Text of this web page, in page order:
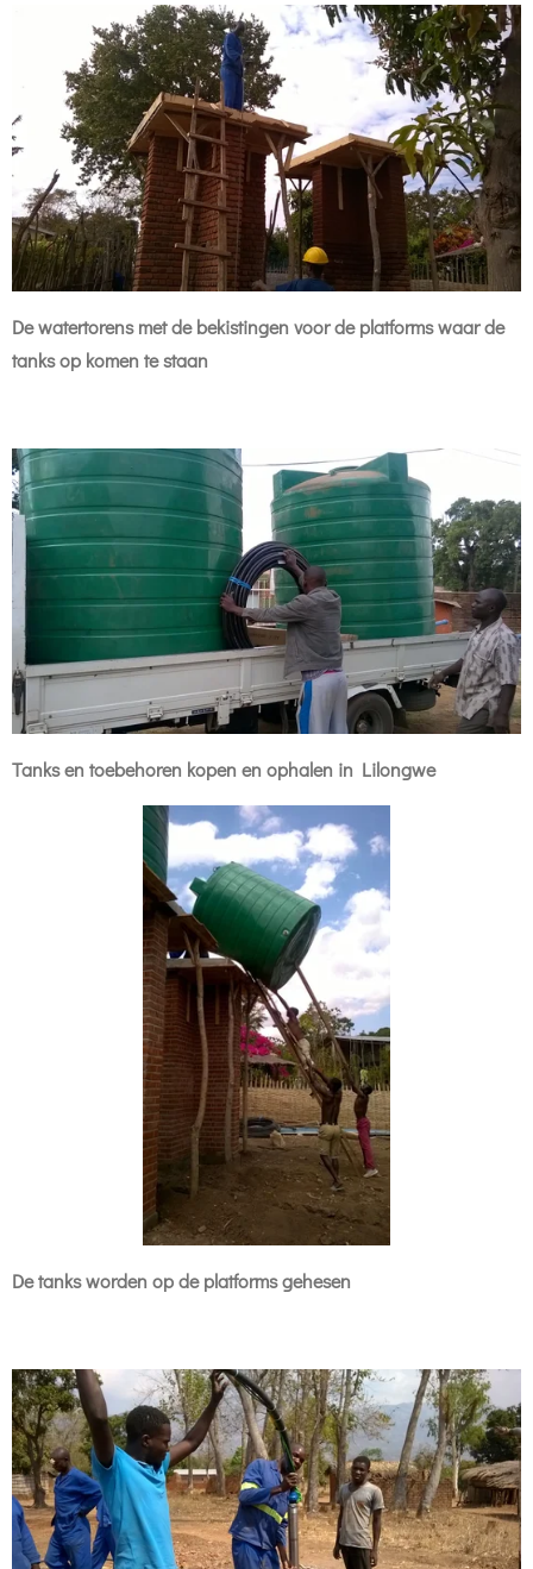
De watertorens met de bekistingen voor de platforms waar de
tanks op komen te staan
Tanks en toebehoren kopen en ophalen in Lilongwe
De tanks worden op de platforms gehesen